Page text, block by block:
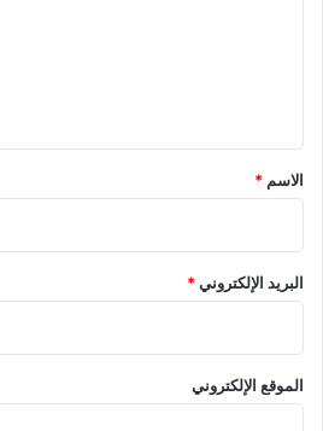
*
الاسم *
البريد الإلكتروني*
الموقع الإلكتروني